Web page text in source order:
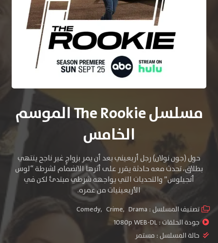
مسلسل The Rookie الموسم
الخامس
حول (جون نولان) رجل أربعيني بعد أن يمر بزواجٍ غير ناجح ينتهي
بطلاق، تحدث معه حادثة يقرر على أثرها الانضمام لشرطة “لوس
أنجيلوس” والتحديات التي يواجهه شرطي مبتدئ لكن في
الأربعينيات من عمره.
تصنيف المسلسل : Comedy, Crime, Drama
جودة الحلقات :1080p WEB-DL
حالة المسلسل : مستمر